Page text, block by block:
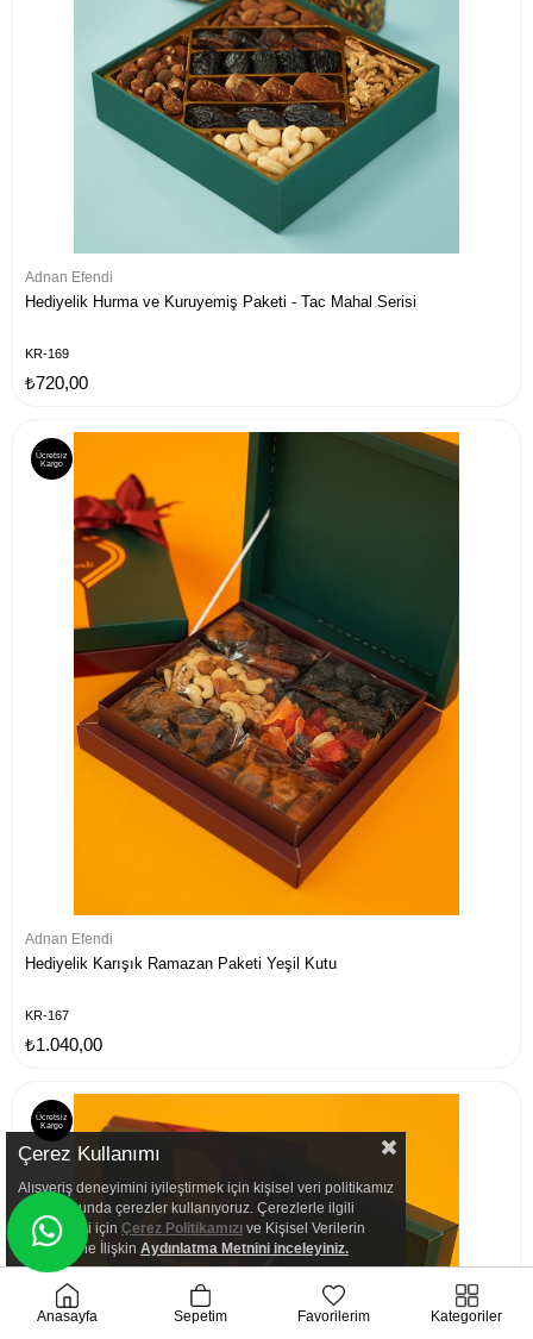
Adnan Efendi
Hediyelik Hurma ve Kuruyemiş Paketi - Tac Mahal Serisi
KR-169
₺720,00
Adnan Efendi
Hediyelik Karışık Ramazan Paketi Yeşil Kutu
KR-167
₺1.040,00
Ücretsiz
Kargo
Ücretsiz
Kargo
Çerez Kullanımı
Alışveriş deneyimini iyileştirmek için kişisel veri politikamız
doğrultusunda çerezler kullanıyoruz. Çerezlerle ilgili
detaylı bilgi için Çerez Politikamızı ve Kişisel Verilerin
İşlenmesine İlişkin Aydınlatma Metnini inceleyiniz.
Anasayfa Sepetim Favorilerim Kategoriler